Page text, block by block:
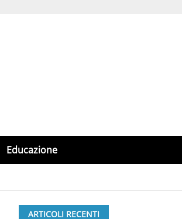
Educazione
ARTICOLI RECENTI